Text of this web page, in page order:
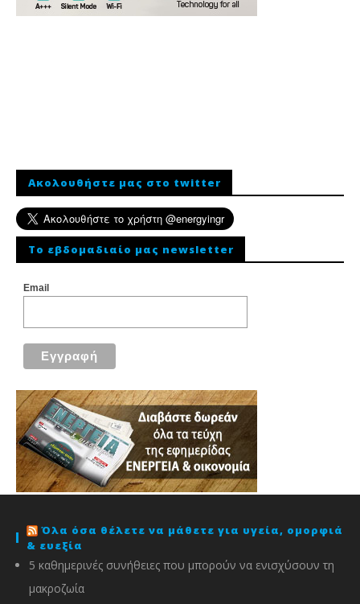
Ακολουθήστε μας στο twitter
To εβδομαδιαίο μας newsletter
Email
Όλα όσα θέλετε να μάθετε για υγεία, ομορφιά
& ευεξία
5 καθημερινές συνήθειες που μπορούν να ενισχύσουν τη
μακροζωία